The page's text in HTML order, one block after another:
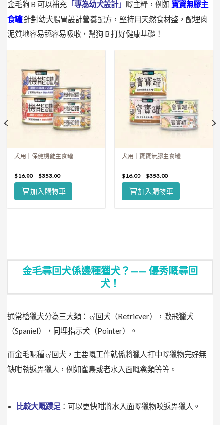
金毛狗 B 可以補充 「專為幼犬設計」 嘅主糧，例如 寶寶無膠主
食罐針對幼犬腸胃設計營養配方，堅持用天然食材整，配埋肉
泥質地容易舔容易吸收，幫狗 B 打好健康基礎！
犬用｜保健機能主食罐
$16.00–$353.00
加入購物車
犬用｜寶寶無膠主食罐
$16.00–$353.00
加入購物車
金毛尋回犬係邊種獵犬？—— 優秀嘅尋回
犬！
通常槍獵犬分為三大類：尋回犬（Retriever），激飛獵犬
（Spaniel），同埋指示犬（Pointer）。
而金毛呢種尋回犬，主要嘅工作就係將獵人打中嘅獵物完好無
缺咁執返畀獵人，例如雀鳥或者水入面嘅禽類等等。
比較大嘅蹼足 ：可以更快咁將水入面嘅獵物咬返畀獵人。